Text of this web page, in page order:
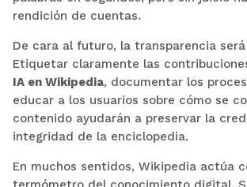
rendición de cuentas.
De cara al futuro, la transparencia
Etiquetar claramente las
IA en Wikipedia, documentar los
educar a los usuarios sobre cómo se
contenido ayudarán a preservar la
integridad de la enciclopedia.
En muchos sentidos, Wikipedia actúa